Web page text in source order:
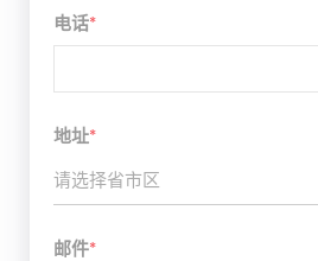
电话*
地址*
请选择省市区
邮件*